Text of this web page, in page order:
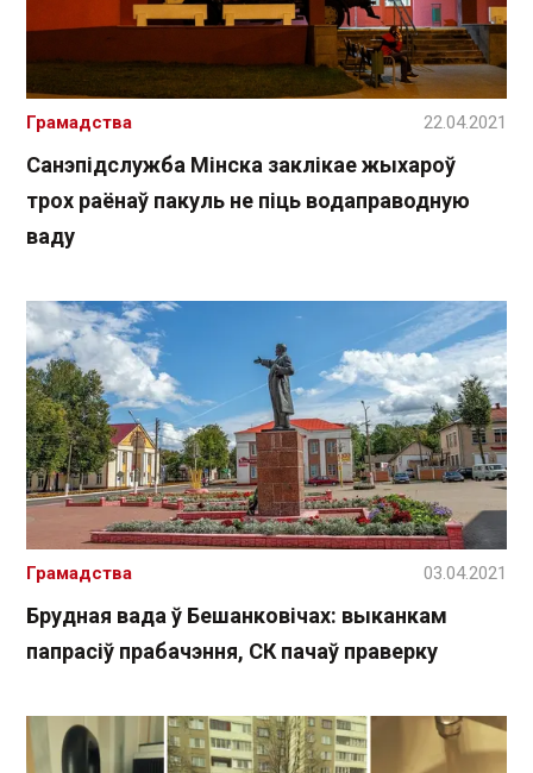
Санэпідслужба Мінска заклікае жыхароў
трох раёнаў пакуль не піць водаправодную
ваду
Грамадства 22.04.2021
Брудная вада ў Бешанковічах: выканкам
папрасіў прабачэння, СК пачаў праверку
Грамадства 03.04.2021